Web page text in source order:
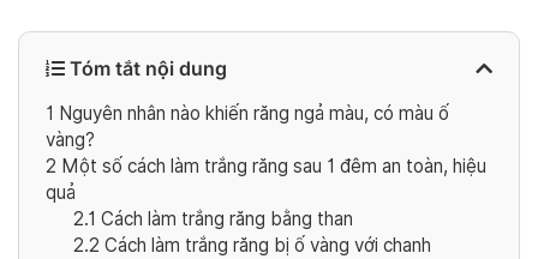
Tóm tắt nội dung
1 Nguyên nhân nào khiến răng ngả màu, có màu ố
vàng?
2 Một số cách làm trắng răng sau 1 đêm an toàn, hiệu
quả
2.1 Cách làm trắng răng bằng than
2.2 Cách làm trắng răng bị ố vàng với chanh